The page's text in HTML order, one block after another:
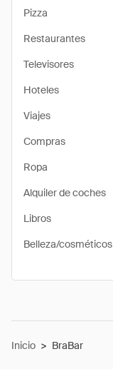
Pizza
Restaurantes
Televisores
Hoteles
Viajes
Compras
Ropa
Alquiler de coches
Libros
Belleza/cosméticos
Inicio > BraBar